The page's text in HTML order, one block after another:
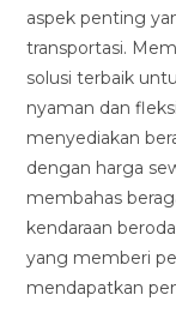
aspek penting
transportasi.
solusi terbaik
nyaman dan
menyediakan
dengan harga
membahas
kendaraan
yang memberi
mendapatkan